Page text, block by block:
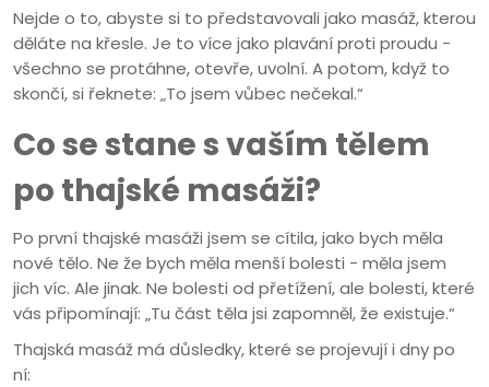
Nejde o to, abyste si to představovali jako masáž, kterou
děláte na křesle. Je to více jako plavání proti proudu -
všechno se protáhne, otevře, uvolní. A potom, když to
skončí, si řeknete: „To jsem vůbec nečekal.“
Co se stane s vaším tělem
po thajské masáži?
Po první thajské masáži jsem se cítila, jako bych měla
nové tělo. Ne že bych měla menší bolesti - měla jsem
jich víc. Ale jinak. Ne bolesti od přetížení, ale bolesti, které
vás připomínají: „Tu část těla jsi zapomněl, že existuje.“
Thajská masáž má důsledky, které se projevují i dny po
ní: